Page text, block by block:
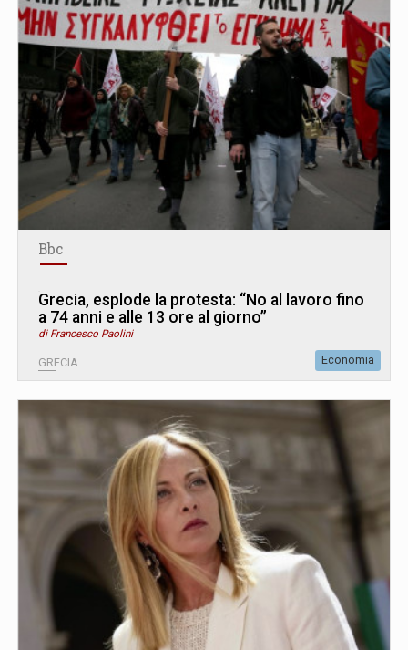
Bbc
Grecia, esplode la protesta: “No al lavoro fino
a 74 anni e alle 13 ore al giorno”
di Francesco Paolini
GRECIA Economia